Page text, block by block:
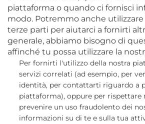
piattaforma o quando ci fornisci
modo. Potremmo anche
terze parti per aiutarci a fornirti
generale, abbiamo bisogno di
affinché tu possa utilizzare la
Per fornirti l'utilizzo della nostra
servizi correlati (ad esempio, per
identità, per contattarti riguardo a
piattaforma), oppure per rispettare
prevenire un uso fraudolento dei
informazioni su di te e sulla tua